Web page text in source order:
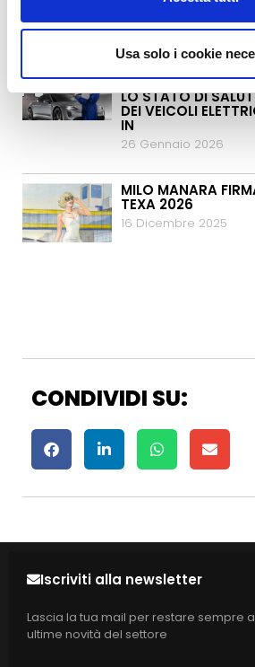
Usa solo i cookie
5 Maggio 2026
SERVIZIO CHE
LO STATO DI
DEI VEICOLI
IN
26 Gennaio 2026
MILO MANARA
TEXA 2026
16 Dicembre 2025
CONDIVIDI SU:
Iscriviti alla newsletter
Lascia la tua mail per restare sempre
ultime novità del settore